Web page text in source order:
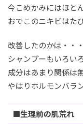
今こめかみにはほと
おでこのニキビはた
改善したのかは・・
シャンプーもいろい
成分はあまり関係は
やはりホルモンバラ
■生理前の肌荒れ